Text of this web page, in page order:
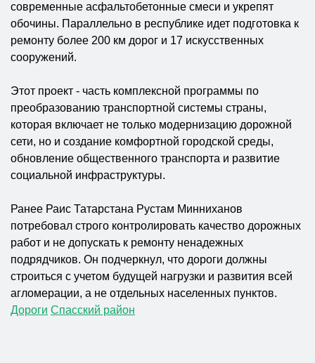
современные асфальтобетонные смеси и укрепят
обочины. Параллельно в республике идет подготовка к
ремонту более 200 км дорог и 17 искусственных
сооружений.
Этот проект - часть комплексной программы по
преобразованию транспортной системы страны,
которая включает не только модернизацию дорожной
сети, но и создание комфортной городской среды,
обновление общественного транспорта и развитие
социальной инфраструктуры.
Ранее Раис Татарстана Рустам Минниханов
потребовал строго контролировать качество дорожных
работ и не допускать к ремонту ненадежных
подрядчиков. Он подчеркнул, что дороги должны
строиться с учетом будущей нагрузки и развития всей
агломерации, а не отдельных населенных пунктов.
Дороги Спасский район